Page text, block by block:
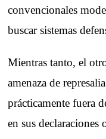
convencionales
buscar sistemas
Mientras tanto, el
amenaza de
prácticamente fuera
en sus declaraciones